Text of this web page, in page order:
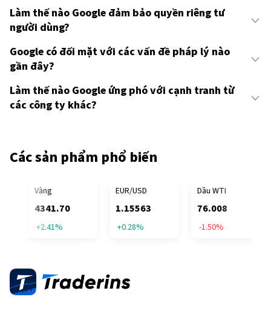
Làm thế nào Google đảm bảo quyền riêng tư
người dùng?
Google có đối mặt với các vấn đề pháp lý nào
gần đây?
Làm thế nào Google ứng phó với cạnh tranh từ
các công ty khác?
Các sản phẩm phổ biến
Vàng
4341.70
+2.41%
EUR/USD
1.15563
+0.28%
Dầu WTI
76.008
-1.50%